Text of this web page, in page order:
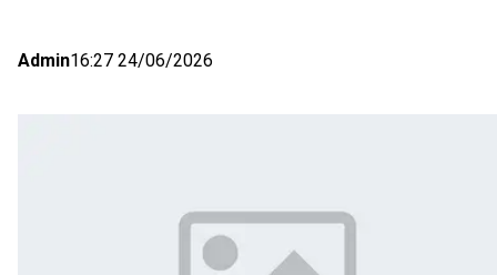
Admin16:27 24/06/2026